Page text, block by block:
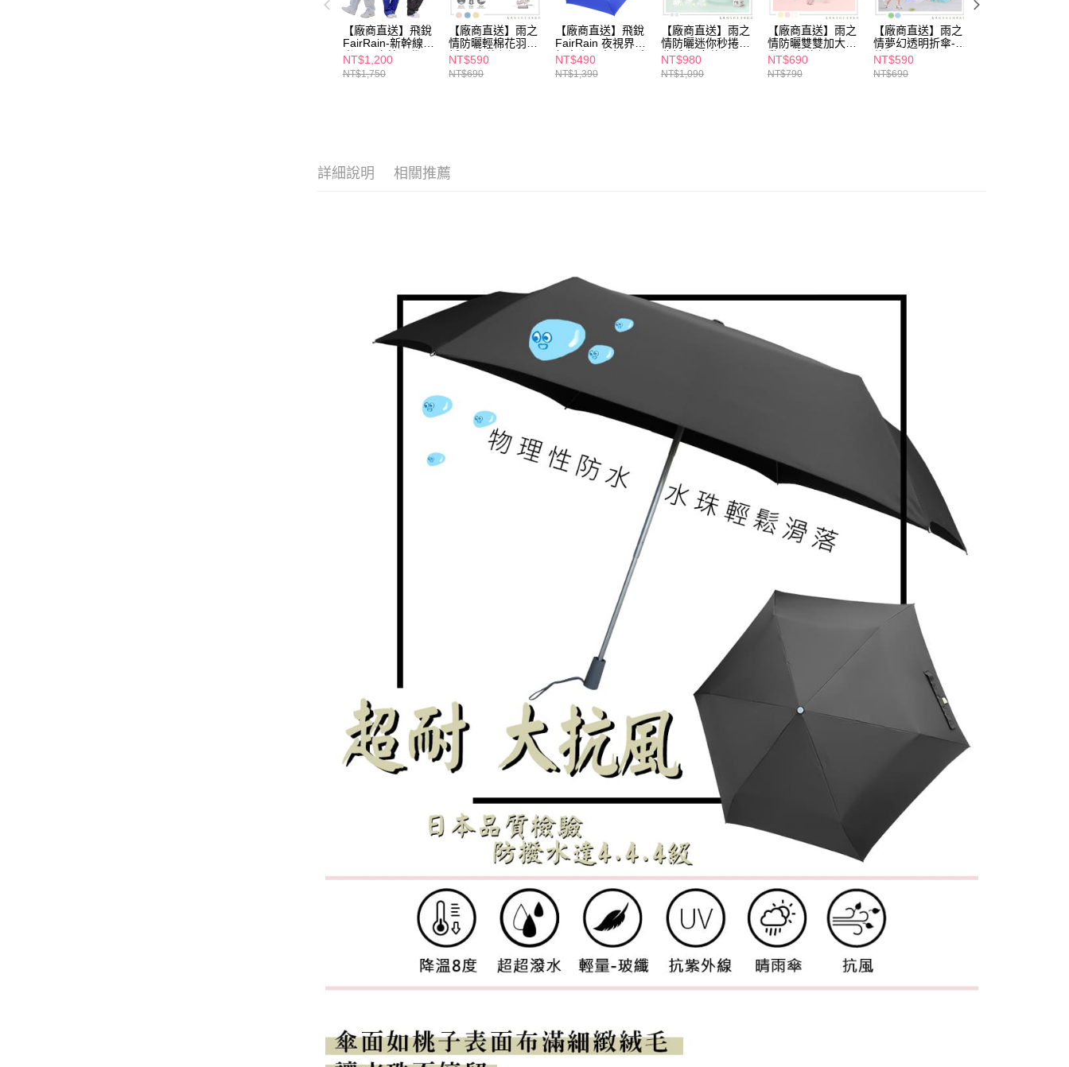
【注意事項】
１．透過由恩沛科技股份有限公司提供之「AFTEE先享後付」服務完成之
交易，需依本服務之必要範圍內提供個人資料，並將交易相關給付款項請
求債權轉讓予恩沛科技股份有限公司。
２．關於個人資料處理事宜，請瀏覽以下網址：
https://aftee.tw/terms/#terms3
【廠商直送】飛銳
FairRain-新幹線時
尚風雨衣第二代
NT$1,200
NT$1,750
【廠商直送】雨之
情防曬輕棉花羽毛
折傘-多款任選
NT$590
NT$690
【廠商直送】飛銳
FairRain 夜視界超
輕大傘面素色-反光
傘-多款任選
NT$490
NT$1,390
【廠商直送】雨之
情防曬迷你秒捲快
收折傘-多款任選
NT$980
NT$1,090
【廠商直送】雨之
情防曬雙雙加大自
動傘-多款任選
NT$690
NT$790
【廠商直送】雨之
情夢幻透明折傘-多
款任選
NT$590
NT$690
詳細說明 相關推薦